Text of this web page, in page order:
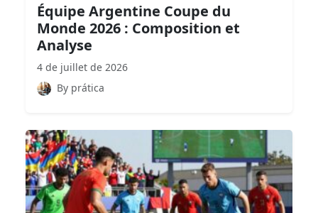
Équipe Argentine Coupe du
Monde 2026 : Composition et
Analyse
4 de juillet de 2026
By prática